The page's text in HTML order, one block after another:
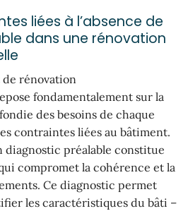
liées à l’absence de
dans une rénovation
de rénovation
fondamentalement sur la
des besoins de chaque
contraintes liées au bâtiment.
diagnostic préalable constitue
compromet la cohérence et la
Ce diagnostic permet
les caractéristiques du bâti –